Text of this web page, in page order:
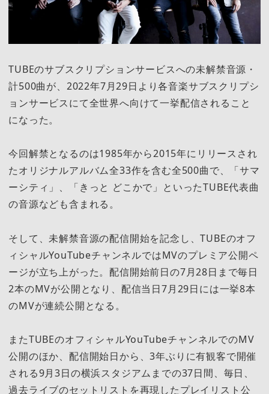
TUBEのサブスクリプションサービスへの未解禁音源・
計500曲が、2022年7月29日より各音楽サブスクリプシ
ョンサービスにて全世界へ向けて一挙配信されること
になった。
今回解禁となるのは1985年から2015年にリリースされ
たオリジナルアルバム全33作を含む全500曲で、「サマ
ーシティ」、「きっと どこかで」といったTUBE代表曲
の音源なども含まれる。
そして、未解禁音源の配信開始を記念し、TUBEのオフ
ィシャルYouTubeチャンネルではMVのプレミア公開ペ
ージが立ち上がった。配信開始前日の7月28日まで毎日
2本のMVが公開となり、配信当日7月29日には一挙8本
のMVが連続公開となる。
またTUBEのオフィシャルYouTubeチャンネルでのMV
公開のほか、配信開始日から、3年ぶりに有観客で開催
される9月3日の横浜スタジアムまでの37日間、毎日、
過去ライブのセットリストを再現したプレイリスト公